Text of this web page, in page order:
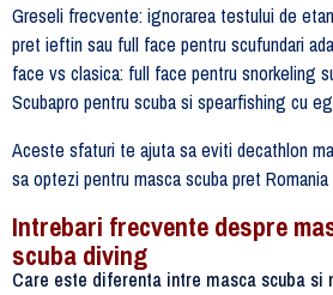
Greseli frecvente: ignorarea testului de
pret ieftin sau full face pentru scufundari
face vs clasica: full face pentru snorkeling
Scubapro pentru scuba si spearfishing cu
Aceste sfaturi te ajuta sa eviti decathlon
sa optezi pentru masca scuba pret
Intrebari frecvente despre
scuba diving
Care este diferenta intre masca scuba si